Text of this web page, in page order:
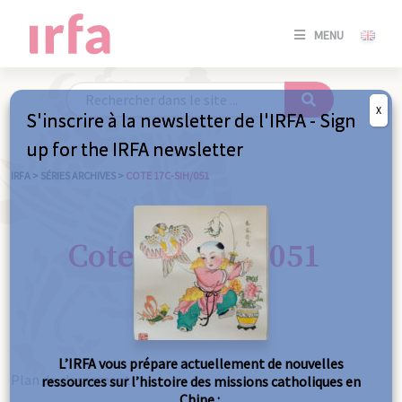
MENU
SE
IRFA > SÉRIES ARCHIVES > COTE 17C-SIH/051
Cote 17C-SIH/051
Plan de classement
S'inscrire à la newsletter de l'IRFA - Sign
up for the IRFA newsletter
L’IRFA vous prépare actuellement de nouvelles
ressources sur l’histoire des missions catholiques en
X